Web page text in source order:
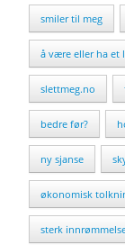
smiler til meg
å være eller ha et
slettmeg.no
bedre før?
ny sjanse
økonomisk
sterk